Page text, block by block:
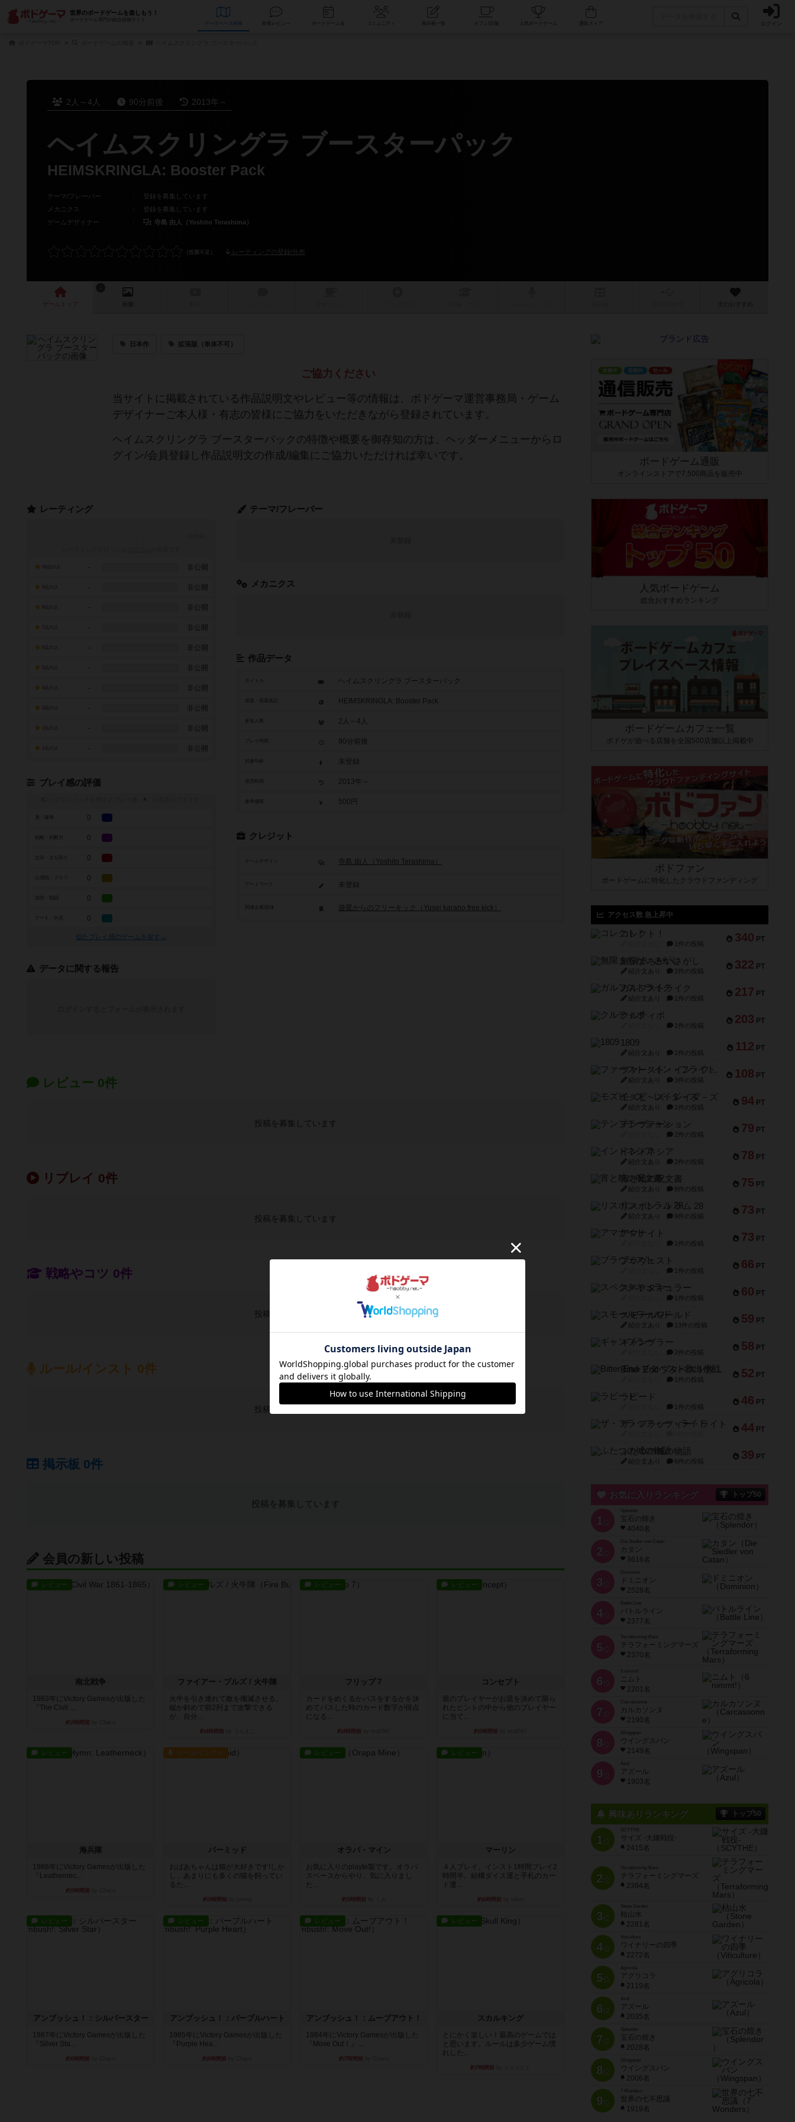
世界のボードゲームを楽しもう！
ボードゲーム専門の総合情報サイト
データベース コミュニティ 人気ボードゲーム ログイン
2人～4人 90分前後 2013年～
ヘイムスクリングラ ブースターパック
HEIMSKRINGLA: Booster Pack
テーマ/フレーバー ：
登録を募集しています
メカニクス
：
登録を募集しています
ゲームデザイナー
： 寺島 由人（Yoshito Terashima）
レーティングの登録/分布
ゲーム 画像 次のおすすめ
日本作 拡張版（単体不可）
ご協力ください
当サイトに掲載されている作品説明文やレビュー等の情報は、ボドゲーマ運営事務局・ゲーム
デザイナーご本人様・有志の皆様にご協力をいただきながら登録されています。
ヘイムスクリングラ ブースターパックの特徴や概要を御存知の方は、ヘッダーメニューからロ
グイン/会員登録し作品説明文の作成/編集にご協力いただければ幸いです。
テーマ/フレーバー
メカニクス
作品データ
タイトル ヘイムスクリングラ ブースターパック
HEIMSKRINGLA: Booster Pack
参加人数 2人～4人
90分前後
未登録
2013年～
参考価格 500円
クレジット
ゲームデザイン 寺島 由人（Yoshito Terashima）
アートワーク 未登録
遊星からのフリーキック（Yusei karano free kick）
レーティング
- 非公開
- 非公開
- 非公開
7点の人 - 非公開
- 非公開
- 非公開
- 非公開
- 非公開
- 非公開
- 非公開
プレイ感の評価
※
0
戦略・判断力 0
0
0
0
アート・外見 0
似たプレイ感のゲームを探す→
データに関する報告
レビュー 0件
投稿を募集しています
リプレイ 0件
投稿を募集しています
戦略やコツ 0件
投稿を募集しています
ルール/インスト 0件
投稿を募集しています
掲示板 0件
投稿を募集しています
会員の新しい投稿
レビュー
南北戦争
1983年にVictory Gamesが出版した
『The Civil ...
約2時間前
レビュー
ファイアー・ブルズ / 火牛陣
火牛を引き連れて敵を殲滅させる。
縦か斜めで前2列まで攻撃できる
が、自分...
約4時間前
レビュー
フリップ７
カードをめくるかパスをするかを決
めてパスした時のカード数字が得点
になる...
約4時間前
レビュー
コンセプト
親のプレイヤーがお題を決めて限ら
れたヒントの中から他のプレイヤー
に当て...
約5時間前
レビュー
海兵隊
1988年にVictory Gamesが出版した
『Leathernec...
約5時間前
ルール/インスト
パーミッド
おばあちゃんは猫が大好きです!しか
し、あまりにも多くの猫を飼ってい
るた...
約5時間前
レビュー
オラパ・マイン
お気に入りのplayte製です。オラパ
スペースからやり、気に入りまし
た...
約5時間前
レビュー
マーリン
４人プレイ。インスト1時間プレイ2
時間半。結構ダイス運と手札のカー
ド運...
約6時間前
レビュー
アンブッシュ！：シルバースター
1987年にVictory Gamesが出版した
『Silver Sta...
約6時間前
レビュー
アンブッシュ！：パープルハート
1985年にVictory Gamesが出版した
『Purple Hea...
約6時間前
レビュー
アンブッシュ！：ムーブアウト！
1984年にVictory Gamesが出版した
『Move Out！』...
約7時間前
レビュー
スカルキング
とにかく楽しい！最高のゲームでは
と思います。ルールは多少ゲーム慣
れした...
約7時間前
ボードゲーム通販
オンラインストアで7,500商品を販売中
人気ボードゲーム
総合おすすめランキング
ボードゲームカフェ一覧
ボドゲが遊べる店舗を全国500店舗以上掲載中
ボドファン
ボードゲームに特化したクラウドファンディング
アクセス数 急上昇中
340 PT
コレクト！
1件の投稿
322 PT
無限まちがいさがし
紹介文あり 2件の投稿
217 PT
ガルフストライク
紹介文あり 1件の投稿
203 PT
クルティボ
1件の投稿
112 PT
1809
紹介文あり 1件の投稿
108 PT
ファースト・イン・フライト
紹介文あり 3件の投稿
94 PT
モズビ－ズ・レイダ－ズ
紹介文あり 1件の投稿
79 PT
テンプテーション
2件の投稿
78 PT
インドネシア
紹介文あり 2件の投稿
75 PT
宵と暁の呪文書
紹介文あり 8件の投稿
73 PT
リスボン・トラム 28
紹介文あり 9件の投稿
73 PT
アマナイト
1件の投稿
66 PT
ブラヴェスト
1件の投稿
60 PT
スペクタキュラー
1件の投稿
59 PT
スモールワールド
紹介文あり 13件の投稿
58 PT
ギャンブラー
2件の投稿
52 PT
Bitter End ブタペスト救出作戦
1件の投稿
46 PT
ラピード
1件の投稿
44 PT
ザ・フラッフィー・ライト
39 PT
ふたつの城の物語
紹介文あり 6件の投稿
お気に入りランキング トップ50
1 位
宝石の煌き
4040名
2 位
Die Siedler von Catan
カタン
3616名
3 位
ドミニオン
2528名
4位
Battle Line
バトルライン
2377名
5 位
Terraforming Mars
テラフォーミングマーズ
2370名
6 位
ニムト
2201名
7 位
Carcassonne
カルカソンヌ
2190名
8 位
Wingspan
ウイングスパン
2149名
9 位
Azul
アズール
1903名
興味ありランキング トップ50
1位
SCYTHE
サイズ -大鎌戦役-
2415名
2位
Terraforming Mars
テラフォーミングマーズ
2394名
3位
Stone Garden
枯山水
2281名
4位
Viticulture
ワイナリーの四季
2272名
5位
Agricola
アグリコラ
2119名
6位
Azul
アズール
2035名
7位
宝石の煌き
2028名
8位
Wingspan
ウイングスパン
2006名
9位
7 Wonders
世界の七不思議
1919名